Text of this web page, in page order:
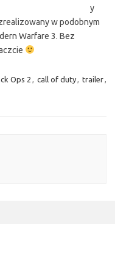
y
w podobnym
Warfare 3. Bez
Ops 2 call of duty trailer